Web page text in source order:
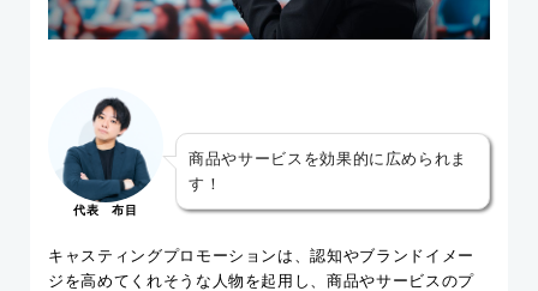
代表 布目
商品やサービスを効果的に広められま
す！
キャスティングプロモーションは、認知やブランドイメー
ジを高めてくれそうな人物を起用し、商品やサービスのプ